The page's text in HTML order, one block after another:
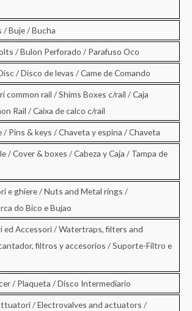
/ Buje / Bucha
/ Bulon Perforado / Parafuso Oco
/ Disco de levas / Came de Comando
common rail / Shims Boxes c/rail / Caja
Rail / Caixa de calco c/rail
/ Pins & keys / Chaveta y espina / Chaveta
/ Cover & boxes / Cabeza y Caja / Tampa de
e ghiere / Nuts and Metal rings /
do Bico e Bujao
ed Accessori / Watertraps, filters and
filtros y accesorios / Suporte-Filtro e
/ Plaqueta / Disco Intermediario
/ Electrovalves and actuators /